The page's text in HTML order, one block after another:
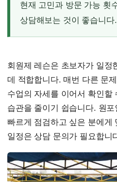
현재 고민과 방문 가능 횟
상담해보는 것이 좋습니다.
회원제 레슨은 초보자가 일정
데 적합합니다. 매번 다른 문
수업의 자세를 이어서 확인할
습관을 줄이기 쉽습니다. 원
빠르게 점검하고 싶은 분에게
일정은 상담 문의가 필요합니